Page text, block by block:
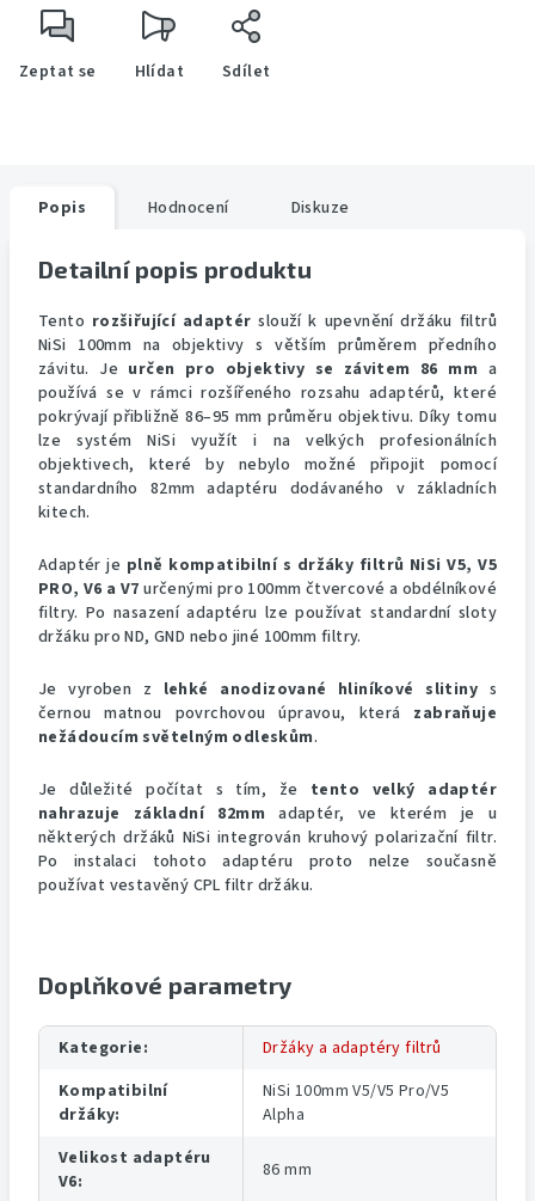
Zeptat se Hlídat Sdílet
Popis Hodnocení Diskuze
Detailní popis produktu
Tento rozšiřující adaptér slouží k upevnění držáku filtrů
NiSi 100mm na objektivy s větším průměrem předního
závitu. Je určen pro objektivy se závitem 86 mm a
používá se v rámci rozšířeného rozsahu adaptérů, které
pokrývají přibližně 86–95 mm průměru objektivu. Díky tomu
lze systém NiSi využít i na velkých profesionálních
objektivech, které by nebylo možné připojit pomocí
standardního 82mm adaptéru dodávaného v základních
kitech.
Adaptér je plně kompatibilní s držáky filtrů NiSi V5, V5
PRO, V6 a V7 určenými pro 100mm čtvercové a obdélníkové
filtry. Po nasazení adaptéru lze používat standardní sloty
držáku pro ND, GND nebo jiné 100mm filtry.
Je vyroben z lehké anodizované hliníkové slitiny s
černou matnou povrchovou úpravou, která zabraňuje
nežádoucím světelným odleskům.
Je důležité počítat s tím, že tento velký adaptér
nahrazuje základní 82mm adaptér, ve kterém je u
některých držáků NiSi integrován kruhový polarizační filtr.
Po instalaci tohoto adaptéru proto nelze současně
používat vestavěný CPL filtr držáku.
Doplňkové parametry
Kategorie:
Držáky a adaptéry filtrů
Kompatibilní
držáky:
NiSi 100mm V5/V5 Pro/V5
Alpha
Velikost adaptéru
V6: 86 mm